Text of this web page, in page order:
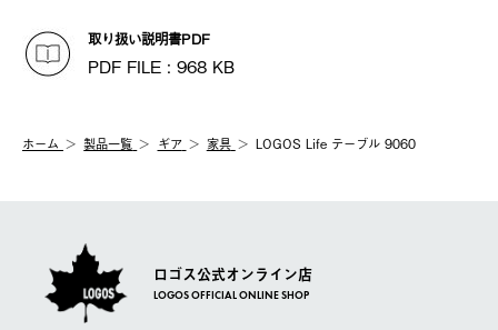
取り扱い説明書PDF
PDF FILE : 968 KB
ホーム 製品⼀覧 ギア 家具 LOGOS Life テーブル 9060
ロゴス公式オンライン店
LOGOS OFFICIAL ONLINE SHOP